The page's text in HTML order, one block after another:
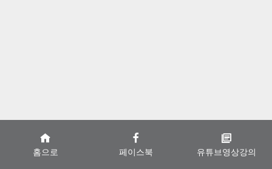
홈으로 페이스북 유튜브영상강의